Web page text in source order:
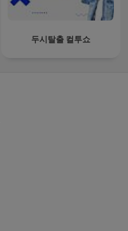
두시탈출 컬투쇼